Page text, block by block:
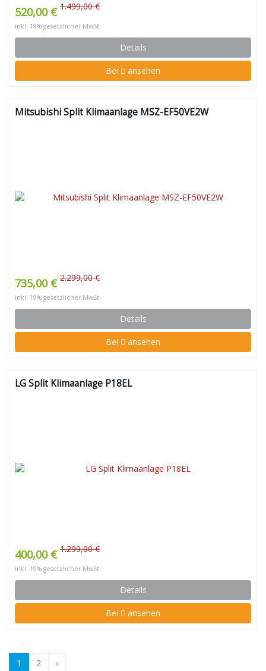
520,00 € 1.499,00 €
inkl. 19% gesetzlicher MwSt.
Details
Bei ansehen
Mitsubishi Split Klimaanlage MSZ-EF50VE2W
735,00 € 2.299,00 €
inkl. 19% gesetzlicher MwSt.
Details
Bei ansehen
LG Split Klimaanlage P18EL
400,00 € 1.299,00 €
inkl. 19% gesetzlicher MwSt.
Details
Bei ansehen
1 2 ›